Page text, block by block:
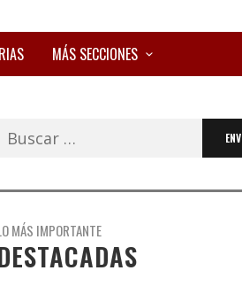
MÁS SECCIONES
MÁS IMPORTANTE